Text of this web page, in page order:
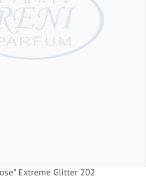
Extreme Glitter 202